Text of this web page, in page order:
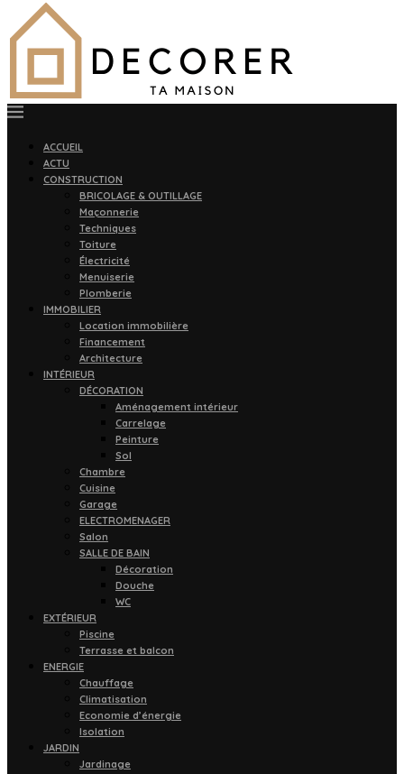
ACCUEIL
ACTU
CONSTRUCTION
BRICOLAGE & OUTILLAGE
Maçonnerie
Techniques
Toiture
Électricité
Menuiserie
Plomberie
IMMOBILIER
Location immobilière
Financement
Architecture
INTÉRIEUR
DÉCORATION
Aménagement intérieur
Carrelage
Peinture
Sol
Chambre
Cuisine
Garage
ELECTROMENAGER
Salon
SALLE DE BAIN
Décoration
Douche
WC
EXTÉRIEUR
Piscine
Terrasse et balcon
ENERGIE
Chauffage
Climatisation
Economie d’énergie
Isolation
JARDIN
Jardinage